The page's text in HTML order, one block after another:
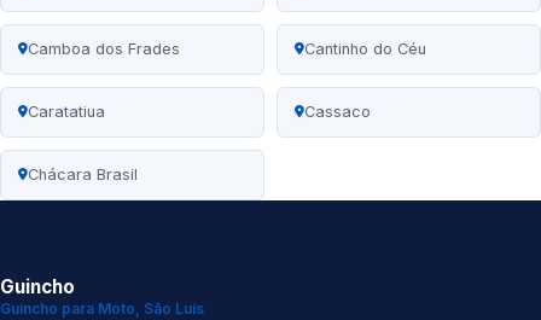
Camboa dos Frades Cantinho do Céu
Caratatiua Cassaco
Chácara Brasil
Guincho
Guincho para Moto, São Luís